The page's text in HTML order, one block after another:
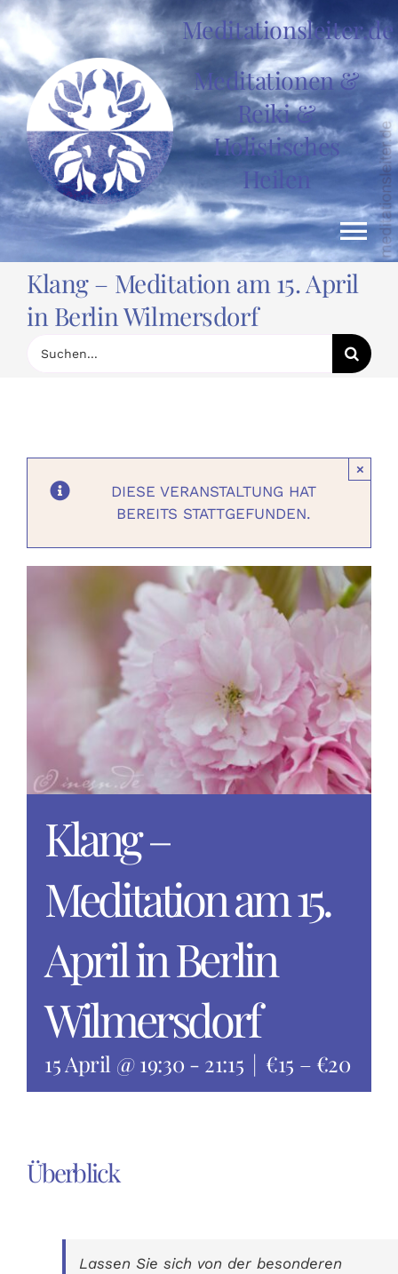
Zum
Inhalt
springen
Meditationsleiter.de
Meditationen &
Reiki &
Holistisches
Heilen
News
Events
Jetzt buchen
Klang – Meditation am 15. April
in Berlin Wilmersdorf
nach:
DIESE VERANSTALTUNG HAT
BEREITS STATTGEFUNDEN.
×
Klang –
Meditation am 15.
April in Berlin
Wilmersdorf
15 April @ 19:30 - 21:15 | €15 – €20
Überblick
Lassen Sie sich von der besonderen